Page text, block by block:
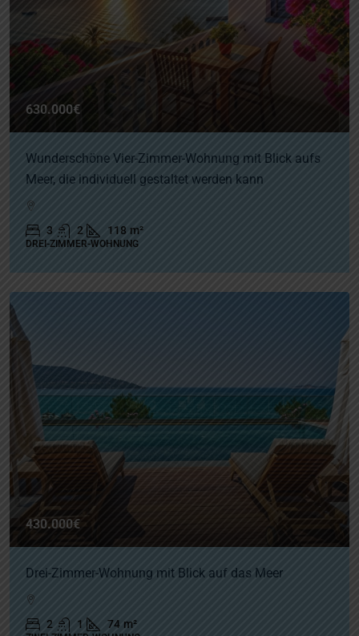
630.000€
Wunderschöne Vier-Zimmer-Wohnung mit Blick aufs
Meer, die individuell gestaltet werden kann
3 2 118 m²
DREI-ZIMMER-WOHNUNG
430.000€
Drei-Zimmer-Wohnung mit Blick auf das Meer
2 1 74 m²